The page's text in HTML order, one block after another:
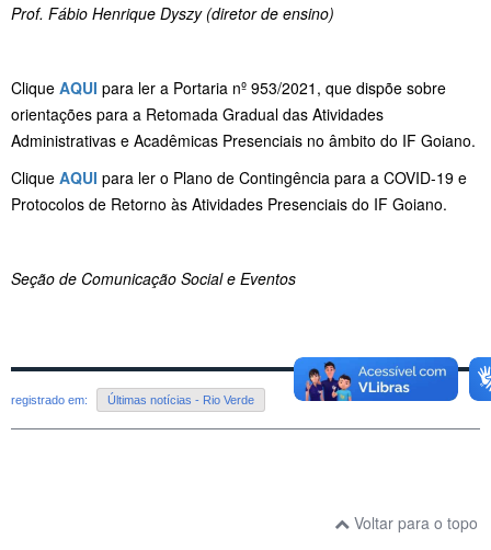
Prof. Fábio Henrique Dyszy (diretor de ensino)
Clique AQUI para ler a Portaria nº 953/2021, que dispõe sobre
orientações para a Retomada Gradual das Atividades
Administrativas e Acadêmicas Presenciais no âmbito do IF Goiano.
Clique AQUI para ler o Plano de Contingência para a COVID-19 e
Protocolos de Retorno às Atividades Presenciais do IF Goiano.
Seção de Comunicação Social e Eventos
registrado em: Últimas notícias - Rio Verde
Voltar para o topo